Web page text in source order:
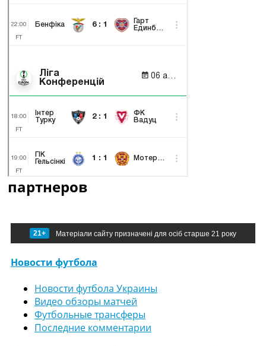
партнеров
21+ Матеріали сайту призначені для осіб старше 21 року
Новости футбола
Новости футбола Украины
Видео обзоры матчей
Футбольные трансферы
Последние комментарии